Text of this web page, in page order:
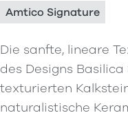
Amtico Signature
Die sanfte, lineare
des Designs
texturierten
naturalistische